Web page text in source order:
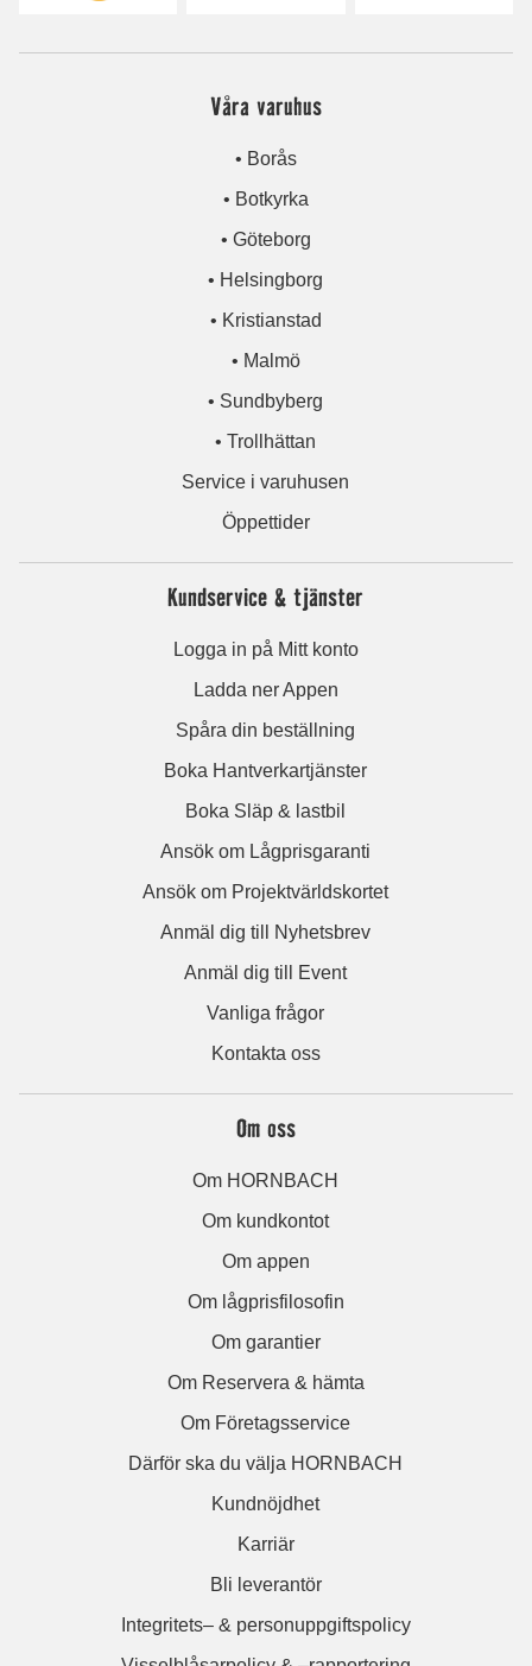
Våra varuhus
• Borås
• Botkyrka
• Göteborg
• Helsingborg
• Kristianstad
• Malmö
• Sundbyberg
• Trollhättan
Service i varuhusen
Öppettider
Kundservice & tjänster
Logga in på Mitt konto
Ladda ner Appen
Spåra din beställning
Boka Hantverkartjänster
Boka Släp & lastbil
Ansök om Lågprisgaranti
Ansök om Projektvärldskortet
Anmäl dig till Nyhetsbrev
Anmäl dig till Event
Vanliga frågor
Kontakta oss
Om oss
Om HORNBACH
Om kundkontot
Om appen
Om lågprisfilosofin
Om garantier
Om Reservera & hämta
Om Företagsservice
Därför ska du välja HORNBACH
Kundnöjdhet
Karriär
Bli leverantör
Integritets– & personuppgiftspolicy